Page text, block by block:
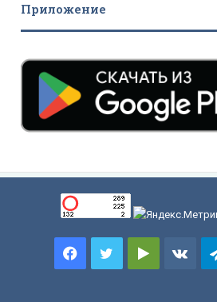
Приложение
FacebookTwitterGoogle